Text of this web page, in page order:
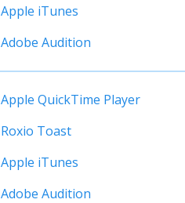
Apple iTunes
Adobe Audition
Apple QuickTime Player
Roxio Toast
Apple iTunes
Adobe Audition